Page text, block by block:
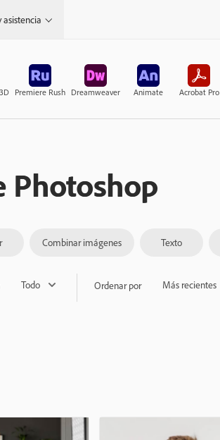
asistencia
Premiere Rush Dreamweaver Animate Acrobat Pro
Photoshop
Combinar imágenes Texto
Todo Ordenar por Más recientes